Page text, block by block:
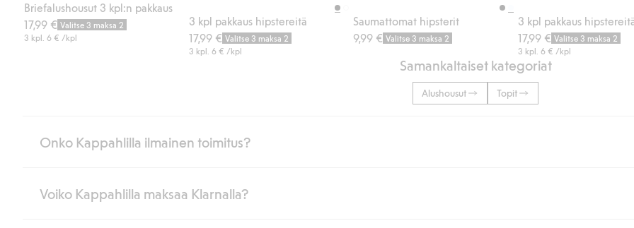
Briefalushousut 3 kpl:n pakkaus
17,99 € Valitse 3 maksa 2
3 kpl. 6 € /kpl
3 kpl pakkaus hipstereitä
17,99 € Valitse 3 maksa 2
3 kpl. 6 € /kpl
Saumattomat hipsterit
9,99 € Valitse 3 maksa 2
3 kpl pakkaus
17,99 € Valitse 3 maksa 2
3 kpl.6 € /kpl
Samankaltaiset kategoriat
Alushousut Topit
Onko Kappahlilla ilmainen toimitus?
Jos olet Kappahl Clubin jäsen, saat aina ilmaisen toimituksen myymälään tai yli 50 euron ostoksiin, kun valitset toimituksen noutopisteeseen
Voiko Kappahlilla maksaa Klarnalla?